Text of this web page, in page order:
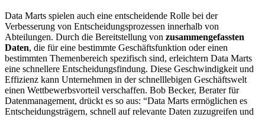
Data Marts spielen auch eine entscheidende Rolle bei der
Verbesserung von Entscheidungsprozessen innerhalb von
Abteilungen. Durch die Bereitstellung von zusammengefassten
Daten, die für eine bestimmte Geschäftsfunktion oder einen
bestimmten Themenbereich spezifisch sind, erleichtern Data Marts
eine schnellere Entscheidungsfindung. Diese Geschwindigkeit und
Effizienz kann Unternehmen in der schnelllebigen Geschäftswelt
einen Wettbewerbsvorteil verschaffen. Bob Becker, Berater für
Datenmanagement, drückt es so aus: “Data Marts ermöglichen es
Entscheidungsträgern, schnell auf relevante Daten zuzugreifen und